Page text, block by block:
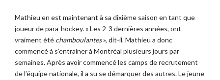
Mathieu en est maintenant à sa dixième saison en tant que
joueur de para-hockey. « Les 2-3 dernières années, ont
vraiment été chamboulantes», dit-il. Mathieu a donc
commencé à s’entrainer à Montréal plusieurs jours par
semaines. Après avoir commencé les camps de recrutement
de l’équipe nationale, il a su se démarquer des autres. Le jeune